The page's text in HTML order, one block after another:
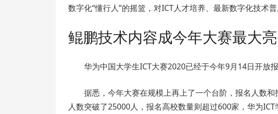
数字化“懂行人”的摇篮，对ICT人才培养、最新数字化技术
鲲鹏技术内容成今年大赛最大
华为中国大学生ICT大赛2020已经于今年9月14日开放报
据悉，今年大赛在规模上再上了一个台阶，报名人数
人数突破了25000人，报名高校数量则超过600家，华为ICT